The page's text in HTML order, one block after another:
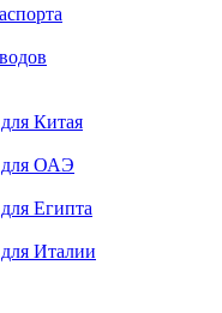
Китая
для ОАЭ
Египта
Италии